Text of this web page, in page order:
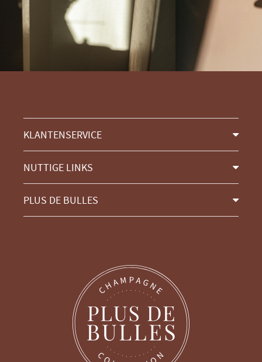
KLANTENSERVICE
NUTTIGE LINKS
PLUS DE BULLES
Ga door zonder toestemming